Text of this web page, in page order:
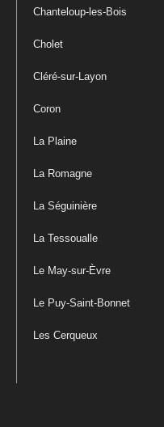
Chanteloup-les-Bois
Cholet
Cléré-sur-Layon
Coron
La Plaine
La Romagne
La Séguinière
La Tessoualle
Le May-sur-Èvre
Le Puy-Saint-Bonnet
Les Cerqueux